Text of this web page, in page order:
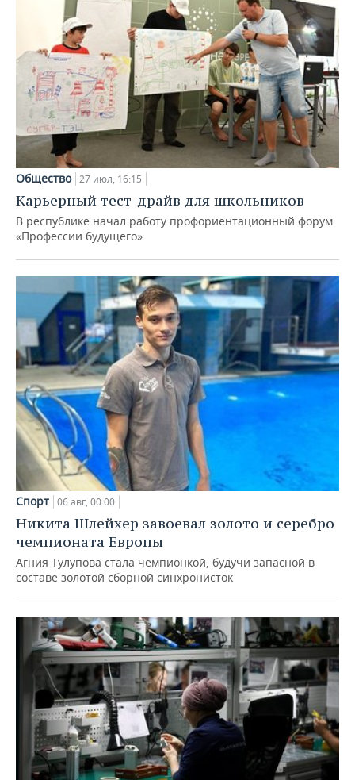
Общество 27 июл, 16:15
Карьерный тест-драйв для школьников
В республике начал работу профориентационный форум
«Профессии будущего»
Спорт 06 авг, 00:00
Никита Шлейхер завоевал золото и серебро
чемпионата Европы
Агния Тулупова стала чемпионкой, будучи запасной в
составе золотой сборной синхронисток